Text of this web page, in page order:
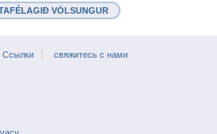
VÖLSUNGUR
Ссылки свяжитесь с нами